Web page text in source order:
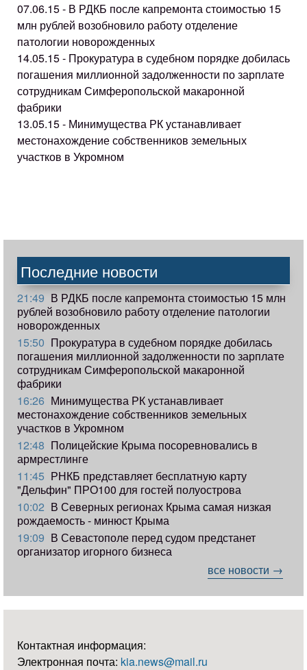
07.06.15 - В РДКБ после капремонта стоимостью 15
млн рублей возобновило работу отделение
патологии новорожденных
14.05.15 - Прокуратура в судебном порядке добилась
погашения миллионной задолженности по зарплате
сотрудникам Симферопольской макаронной
фабрики
13.05.15 - Минимущества РК устанавливает
местонахождение собственников земельных
участков в Укромном
Последние новости
21:49 В РДКБ после капремонта стоимостью 15 млн
рублей возобновило работу отделение патологии
новорожденных
15:50 Прокуратура в судебном порядке добилась
погашения миллионной задолженности по зарплате
сотрудникам Симферопольской макаронной
фабрики
16:26 Минимущества РК устанавливает
местонахождение собственников земельных
участков в Укромном
12:48 Полицейские Крыма посоревновались в
армрестлинге
11:45 РНКБ представляет бесплатную карту
"Дельфин" ПРО100 для гостей полуострова
10:02 В Северных регионах Крыма самая низкая
рождаемость - минюст Крыма
19:09 В Севастополе перед судом предстанет
организатор игорного бизнеса
все новости →
Контактная информация:
Электронная почта: kia.news@mail.ru